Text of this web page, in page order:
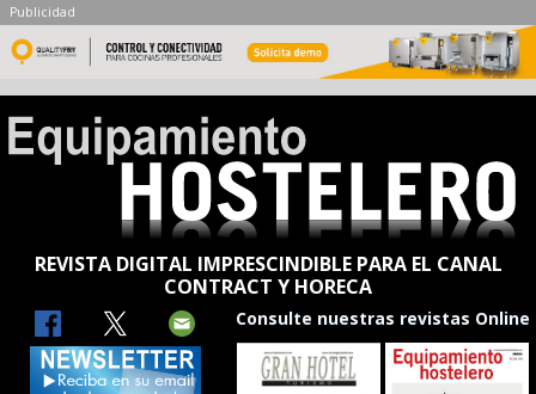
Publicidad
REVISTA DIGITAL IMPRESCINDIBLE PARA EL CANAL
CONTRACT Y HORECA
Consulte nuestras revistas Online